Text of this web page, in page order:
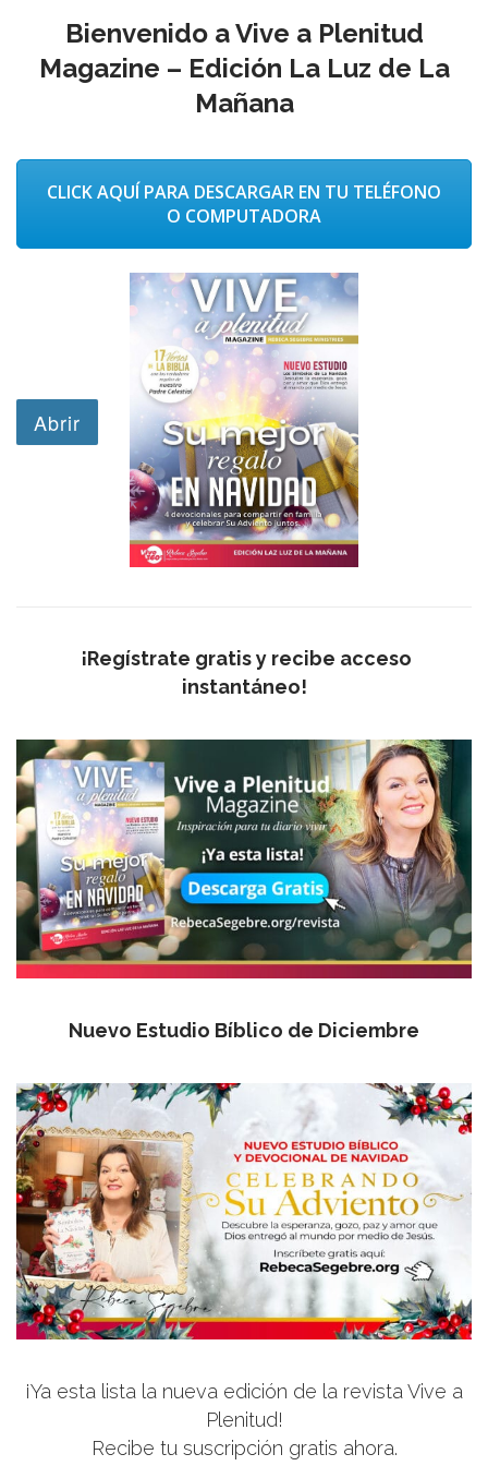
Bienvenido a Vive a Plenitud
Magazine – Edición La Luz de La
Mañana
CLICK AQUÍ PARA DESCARGAR EN TU TELÉFONO
O COMPUTADORA
¡Regístrate gratis y recibe acceso
instantáneo!
Nuevo Estudio Bíblico de Diciembre
¡Ya esta lista la nueva edición de la revista Vive a
Plenitud!
Recibe tu suscripción gratis ahora.